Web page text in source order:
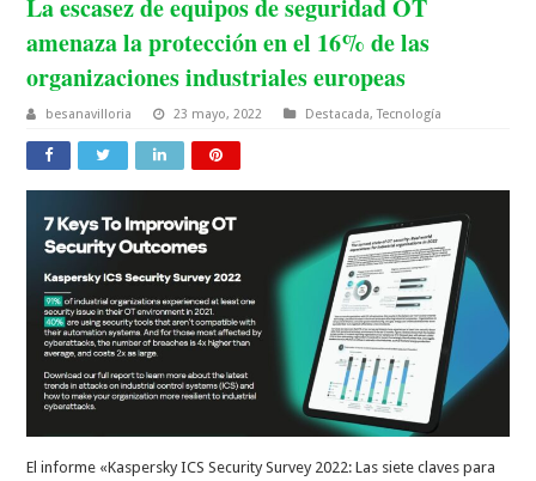
La escasez de equipos de seguridad OT
amenaza la protección en el 16% de las
organizaciones industriales europeas
besanavilloria 23 mayo, 2022 Destacada,Tecnología
El informe «Kaspersky ICS Security Survey 2022: Las siete claves para